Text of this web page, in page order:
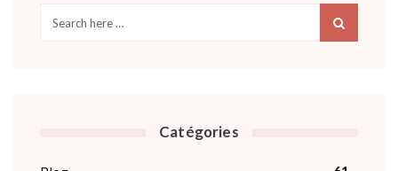
Catégories